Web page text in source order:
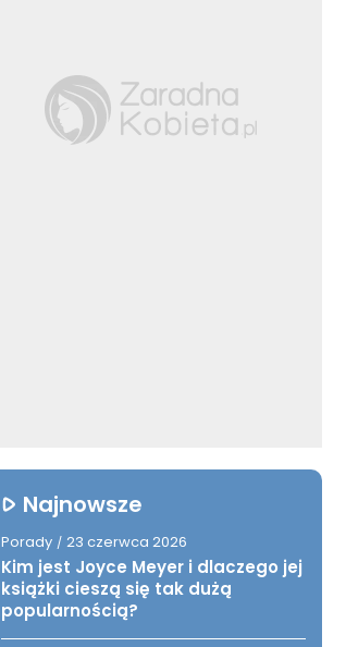
Najnowsze
Porady / 23 czerwca 2026
Kim jest Joyce Meyer i dlaczego jej
książki cieszą się tak dużą
popularnością?